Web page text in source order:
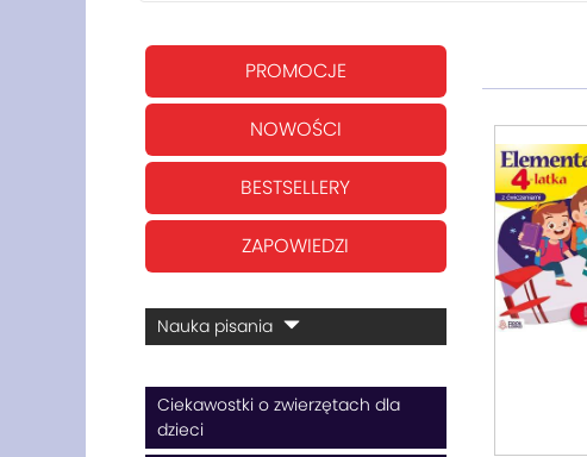
PROMOCJE
NOWOŚCI
BESTSELLERY
ZAPOWIEDZI
Nauka pisania
Ciekawostki o zwierzętach dla
dzieci